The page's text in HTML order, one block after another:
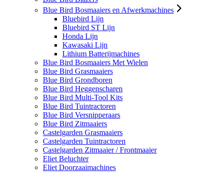
Blue Bird Bosmaaiers en Afwerkmachines
Bluebird Lijn
Bluebird ST Lijn
Honda Lijn
Kawasaki Lijn
Lithium Batterijmachines
Blue Bird Bosmaaiers Met Wielen
Blue Bird Grasmaaiers
Blue Bird Grondboren
Blue Bird Heggenscharen
Blue Bird Multi-Tool Kits
Blue Bird Tuintractoren
Blue Bird Versnipperaars
Blue Bird Zitmaaiers
Castelgarden Grasmaaiers
Castelgarden Tuintractoren
Castelgarden Zitmaaier / Frontmaaier
Eliet Beluchter
Eliet Doorzaaimachines